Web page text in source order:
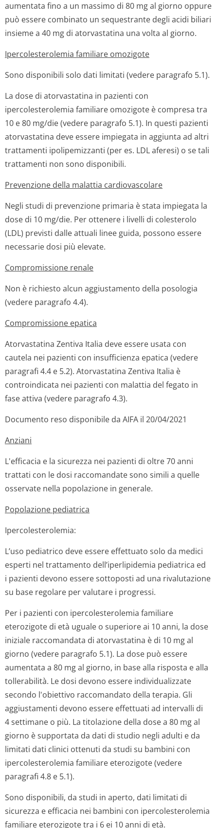
aumentata fino a un massimo di 80 mg al giorno oppure
può essere combinato un sequestrante degli acidi biliari
insieme a 40 mg di atorvastatina una volta al giorno.
Ipercolesterolemia familiare omozigote
Sono disponibili solo dati limitati (vedere paragrafo 5.1).
La dose di atorvastatina in pazienti con
ipercolesterolemia familiare omozigote è compresa tra
10 e 80 mg/die (vedere paragrafo 5.1). In questi pazienti
atorvastatina deve essere impiegata in aggiunta ad altri
trattamenti ipolipemizzanti (per es. LDL aferesi) o se tali
trattamenti non sono disponibili.
Prevenzione della malattia cardiovascolare
Negli studi di prevenzione primaria è stata impiegata la
dose di 10 mg/die. Per ottenere i livelli di colesterolo
(LDL) previsti dalle attuali linee guida, possono essere
necessarie dosi più elevate.
Compromissione renale
Non è richiesto alcun aggiustamento della posologia
(vedere paragrafo 4.4).
Compromissione epatica
Atorvastatina Zentiva Italia deve essere usata con
cautela nei pazienti con insufficienza epatica (vedere
paragrafi 4.4 e 5.2). Atorvastatina Zentiva Italia è
controindicata nei pazienti con malattia del fegato in
fase attiva (vedere paragrafo 4.3).
Documento reso disponibile da AIFA il 20/04/2021
Anziani
L'efficacia e la sicurezza nei pazienti di oltre 70 anni
trattati con le dosi raccomandate sono simili a quelle
osservate nella popolazione in generale.
Popolazione pediatrica
Ipercolestero­lemia:
L’uso pediatrico deve essere effettuato solo da medici
esperti nel trattamento dell’iperlipidemia pediatrica ed
i pazienti devono essere sottoposti ad una rivalutazione
su base regolare per valutare i progressi.
Per i pazienti con ipercolesterolemia familiare
eterozigote di età uguale o superiore ai 10 anni, la dose
iniziale raccomandata di atorvastatina è di 10 mg al
giorno (vedere paragrafo 5.1). La dose può essere
aumentata a 80 mg al giorno, in base alla risposta e alla
tollerabilità. Le dosi devono essere individualizzate
secondo l'obiettivo raccomandato della terapia. Gli
aggiustamenti devono essere effettuati ad intervalli di
4 settimane o più. La titolazione della dose a 80 mg al
giorno è supportata da dati di studio negli adulti e da
limitati dati clinici ottenuti da studi su bambini con
ipercolesterolemia familiare eterozigote (vedere
paragrafi 4.8 e 5.1).
Sono disponibili, da studi in aperto, dati limitati di
sicurezza e efficacia nei bambini con ipercolesterolemia
familiare eterozigote tra i 6 ei 10 anni di età.